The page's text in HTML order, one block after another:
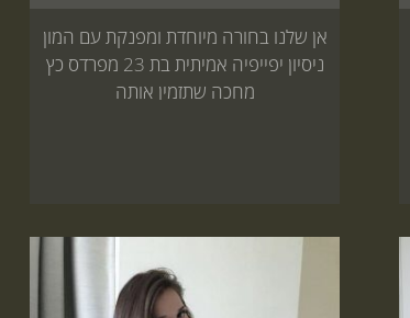
אן שלנו בחורה מיוחדת ומפנקת עם המון
ניסיון יפייפיה אמיתית בת 23 מפרדס כץ
מחכה שתזמין אותה